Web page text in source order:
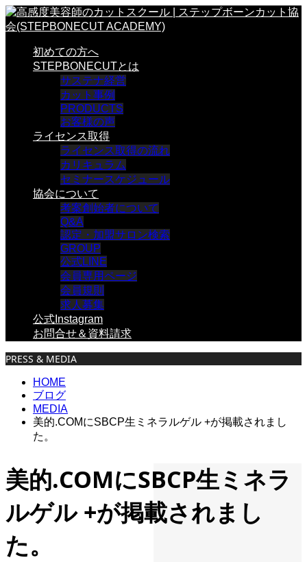
初めての方へ
STEPBONECUTとは
サステナ経営
カット事例
PRODUCTS
お客様の声
ライセンス取得
ライセンス取得の流れ
カリキュラム
セミナースケジュール
協会について
考案創始者について
Q&A
認定・加盟サロン検索
GROUP
公式LINE
会員専用ページ
会員規則
求人募集
公式Instagram
お問合せ＆資料請求
PRESS & MEDIA
HOME
ブログ
MEDIA
美的.COMにSBCP生ミネラルゲル +が掲載されまし
た。
美的.COMにSBCP生ミネラ
ルゲル +が掲載されまし
た。